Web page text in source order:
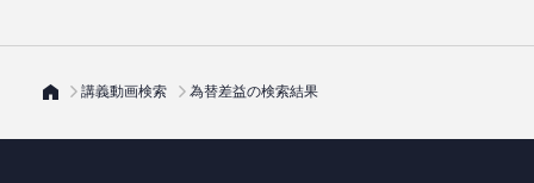
講義動画検索 為替差益の検索結果